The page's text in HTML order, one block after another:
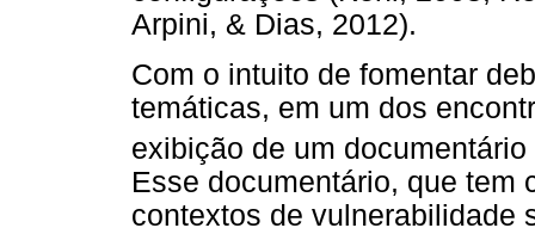
Arpini, & Dias, 2012).
Com o intuito de fomentar
temáticas, em um dos
exibição de um
Esse documentário, que tem
contextos de vulnerabilidade